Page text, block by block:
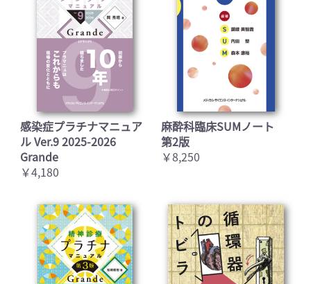
感染症プラチナマニュア
ル Ver.9 2025-2026
Grande
￥4,180
麻酔科臨床SUMノート
第2版
￥8,250